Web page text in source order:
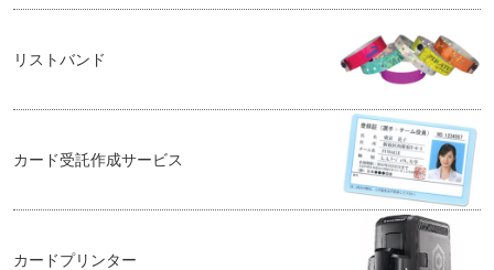
リストバンド
カード受託作成サービス
カードプリンター